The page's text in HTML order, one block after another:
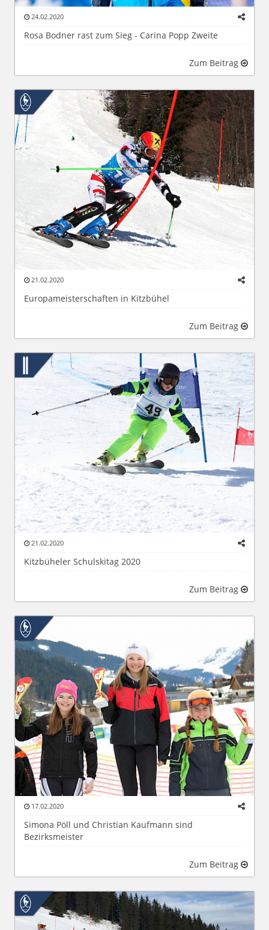
24.02.2020
Rosa Bodner rast zum Sieg - Carina Popp Zweite
Zum Beitrag
21.02.2020
Europameisterschaften in Kitzbühel
Zum Beitrag
21.02.2020
Kitzbüheler Schulskitag 2020
Zum Beitrag
17.02.2020
Simona Pöll und Christian Kaufmann sind
Bezirksmeister
Zum Beitrag